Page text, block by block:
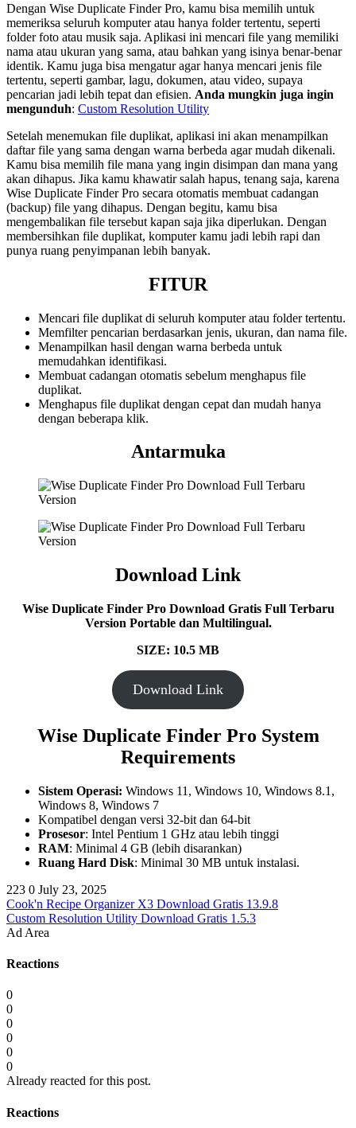
Dengan Wise Duplicate Finder Pro, kamu bisa memilih untuk
memeriksa seluruh komputer atau hanya folder tertentu, seperti
folder foto atau musik saja. Aplikasi ini mencari file yang memiliki
nama atau ukuran yang sama, atau bahkan yang isinya benar-benar
identik. Kamu juga bisa mengatur agar hanya mencari jenis file
tertentu, seperti gambar, lagu, dokumen, atau video, supaya
pencarian jadi lebih tepat dan efisien. Anda mungkin juga ingin
mengunduh: Custom Resolution Utility
Setelah menemukan file duplikat, aplikasi ini akan menampilkan
daftar file yang sama dengan warna berbeda agar mudah dikenali.
Kamu bisa memilih file mana yang ingin disimpan dan mana yang
akan dihapus. Jika kamu khawatir salah hapus, tenang saja, karena
Wise Duplicate Finder Pro secara otomatis membuat cadangan
(backup) file yang dihapus. Dengan begitu, kamu bisa
mengembalikan file tersebut kapan saja jika diperlukan. Dengan
membersihkan file duplikat, komputer kamu jadi lebih rapi dan
punya ruang penyimpanan lebih banyak.
FITUR
Mencari file duplikat di seluruh komputer atau folder tertentu.
Memfilter pencarian berdasarkan jenis, ukuran, dan nama file.
Menampilkan hasil dengan warna berbeda untuk
memudahkan identifikasi.
Membuat cadangan otomatis sebelum menghapus file
duplikat.
Menghapus file duplikat dengan cepat dan mudah hanya
dengan beberapa klik.
Antarmuka
Download Link
Wise Duplicate Finder Pro Download Gratis Full Terbaru
Version Portable dan Multilingual.
SIZE: 10.5 MB
Download Link
Wise Duplicate Finder Pro System
Requirements
Sistem Operasi: Windows 11, Windows 10, Windows 8.1,
Windows 8, Windows 7
Kompatibel dengan versi 32-bit dan 64-bit
Prosesor: Intel Pentium 1 GHz atau lebih tinggi
RAM: Minimal 4 GB (lebih disarankan)
Ruang Hard Disk: Minimal 30 MB untuk instalasi.
223 0 July 23, 2025
Cook'n Recipe Organizer X3 Download Gratis 13.9.8
Custom Resolution Utility Download Gratis 1.5.3
Ad Area
Reactions
0
0
0
0
0
0
Already reacted for this post.
Reactions